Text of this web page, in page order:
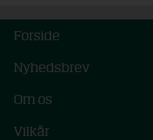
Forside
Nyhedsbrev
Om os
Vilkår